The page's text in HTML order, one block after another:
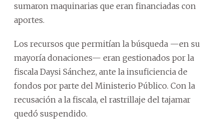
sumaron maquinarias que eran financiadas con
aportes.
Los recursos que permitían la búsqueda —en su
mayoría donaciones— eran gestionados por la
fiscala Daysi Sánchez, ante la insuficiencia de
fondos por parte del Ministerio Público. Con la
recusación a la fiscala, el rastrillaje del tajamar
quedó suspendido.